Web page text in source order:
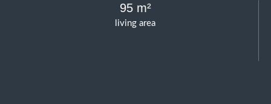
living area
95 m²